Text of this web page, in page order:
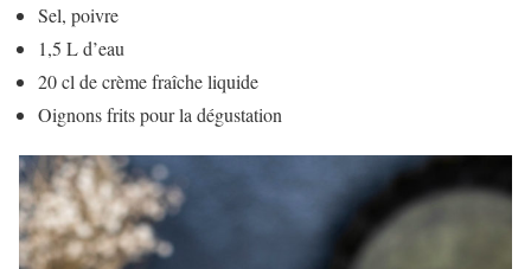
Sel, poivre
1,5 L d’eau
20 cl de crème fraîche liquide
Oignons frits pour la dégustation